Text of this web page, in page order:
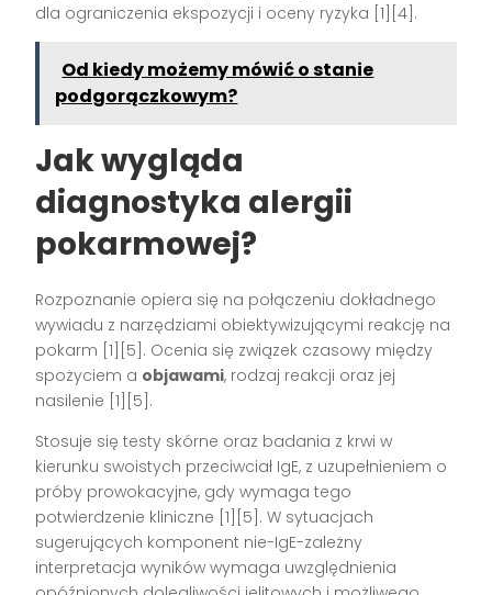
dla ograniczenia ekspozycji i oceny ryzyka [1][4].
Od kiedy możemy mówić o stanie
podgorączkowym?
Jak wygląda
diagnostyka alergii
pokarmowej?
Rozpoznanie opiera się na połączeniu dokładnego
wywiadu z narzędziami obiektywizującymi reakcję na
pokarm [1][5]. Ocenia się związek czasowy między
spożyciem a objawami, rodzaj reakcji oraz jej
nasilenie [1][5].
Stosuje się testy skórne oraz badania z krwi w
kierunku swoistych przeciwciał IgE, z uzupełnieniem o
próby prowokacyjne, gdy wymaga tego
potwierdzenie kliniczne [1][5]. W sytuacjach
sugerujących komponent nie-IgE-zależny
interpretacja wyników wymaga uwzględnienia